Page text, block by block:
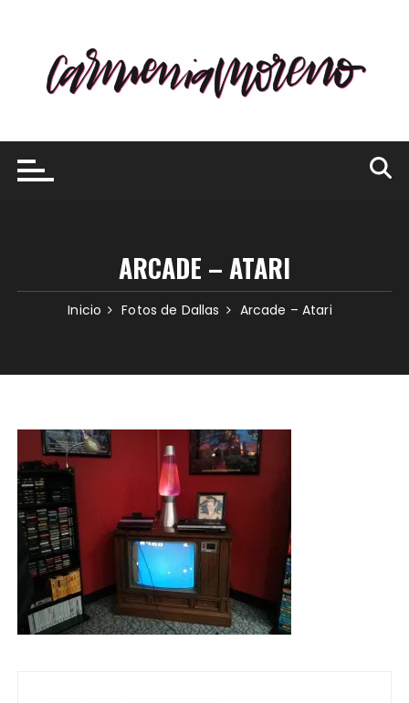
contenido
ARCADE – ATARI
Inicio Fotos de Dallas Arcade – Atari